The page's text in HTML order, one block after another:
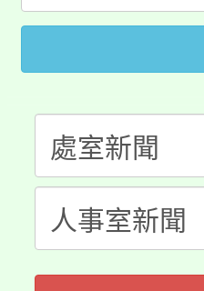
代理(課)
轉知中
《
程，歡
心理、
系所師生
轉知苗
縣市「
門員」
踴躍報名
要點
「桃園
展演活
115年度
義教育